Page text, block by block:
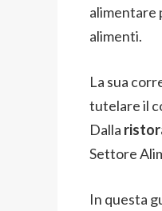
alimentare
alimenti.
La sua
tutelare il
Dalla
Settore
In questa